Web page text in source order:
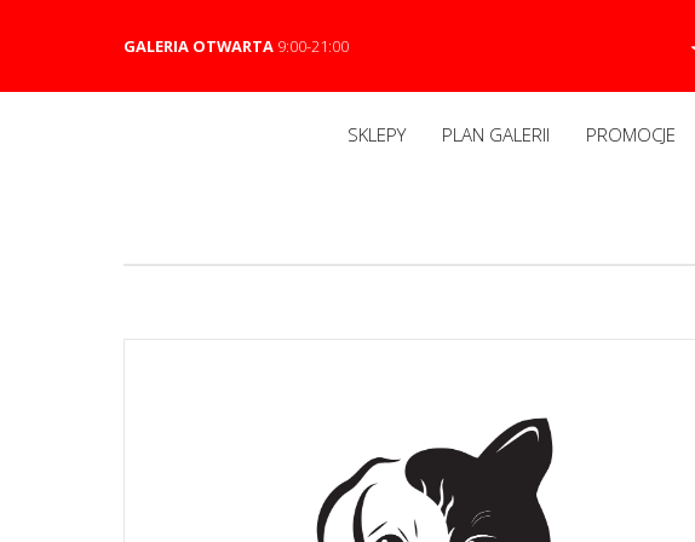
GALERIA OTWARTA 9:00-21:00
SKLEPY PLAN GALERII PROMOCJE